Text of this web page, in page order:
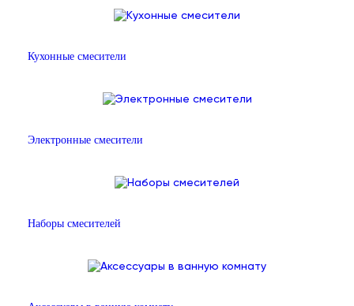
Кухонные смесители
Электронные смесители
Наборы смесителей